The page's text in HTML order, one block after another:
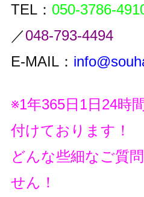
TEL： 050-3786-
／048-793-4494
E-MAIL：
※1年365日1日24時
付けております！
どんな些細なご質
せん！